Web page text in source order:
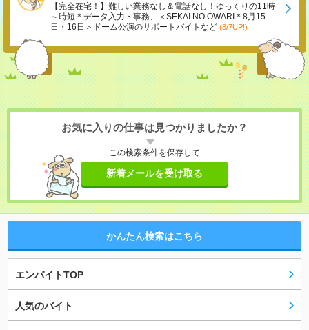
【完全在宅！】難しい業務なし＆電話なし！ゆっくりの11時
～時短＊データ入力・事務、＜SEKAI NO OWARI＊8月15
日・16日＞ドーム公演のサポートバイトなど (8/7UP!)
お気に入りの仕事は見つかりましたか？
この検索条件を保存して
新着メールを受け取る
かんたん検索はこちら
エンバイトTOP
人気のバイト